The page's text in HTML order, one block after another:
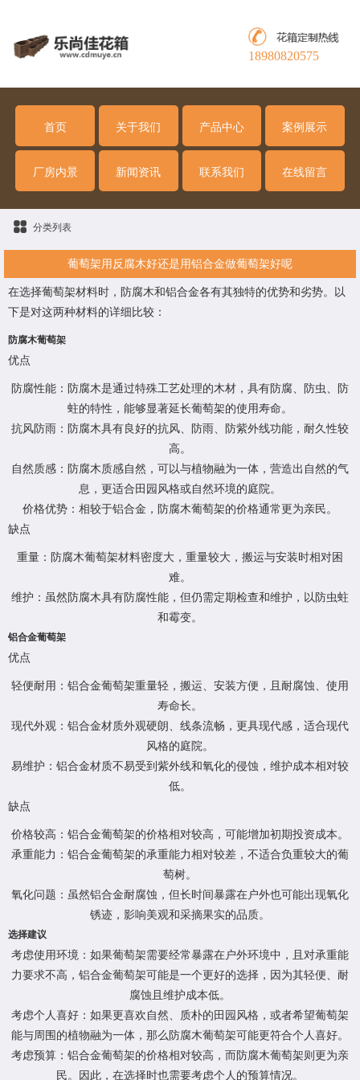
18980820575
首页 关于我们 产品中心 案例展示
厂房内景 新闻资讯 联系我们 在线留言
分类列表
葡萄架用反腐木好还是用铝合金做葡萄架好呢
在选择葡萄架材料时，防腐木和铝合金各有其独特的优势和劣势。以
下是对这两种材料的详细比较：
防腐木葡萄架
优点
防腐性能：防腐木是通过特殊工艺处理的木材，具有防腐、防虫、防
蛀的特性，能够显著延长葡萄架的使用寿命。
抗风防雨：防腐木具有良好的抗风、防雨、防紫外线功能，耐久性较
高。
自然质感：防腐木质感自然，可以与植物融为一体，营造出自然的气
息，更适合田园风格或自然环境的庭院。
价格优势：相较于铝合金，防腐木葡萄架的价格通常更为亲民。
缺点
重量：防腐木葡萄架材料密度大，重量较大，搬运与安装时相对困
难。
维护：虽然防腐木具有防腐性能，但仍需定期检查和维护，以防虫蛀
和霉变。
铝合金葡萄架
优点
轻便耐用：铝合金葡萄架重量轻，搬运、安装方便，且耐腐蚀、使用
寿命长。
现代外观：铝合金材质外观硬朗、线条流畅，更具现代感，适合现代
风格的庭院。
易维护：铝合金材质不易受到紫外线和氧化的侵蚀，维护成本相对较
低。
缺点
价格较高：铝合金葡萄架的价格相对较高，可能增加初期投资成本。
承重能力：铝合金葡萄架的承重能力相对较差，不适合负重较大的葡
萄树。
氧化问题：虽然铝合金耐腐蚀，但长时间暴露在户外也可能出现氧化
锈迹，影响美观和采摘果实的品质。
选择建议
考虑使用环境：如果葡萄架需要经常暴露在户外环境中，且对承重能
力要求不高，铝合金葡萄架可能是一个更好的选择，因为其轻便、耐
腐蚀且维护成本低。
考虑个人喜好：如果更喜欢自然、质朴的田园风格，或者希望葡萄架
能与周围的植物融为一体，那么防腐木葡萄架可能更符合个人喜好。
考虑预算：铝合金葡萄架的价格相对较高，而防腐木葡萄架则更为亲
民。因此，在选择时也需要考虑个人的预算情况。